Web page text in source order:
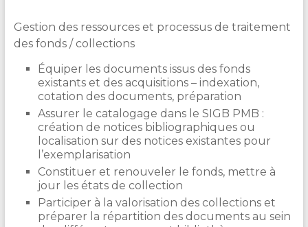
Gestion des ressources et processus de traitement
des fonds / collections
Équiper les documents issus des fonds
existants et des acquisitions – indexation,
cotation des documents, préparation
Assurer le catalogage dans le SIGB PMB :
création de notices bibliographiques ou
localisation sur des notices existantes pour
l’exemplarisation
Constituer et renouveler le fonds, mettre à
jour les états de collection
Participer à la valorisation des collections et
préparer la répartition des documents au sein